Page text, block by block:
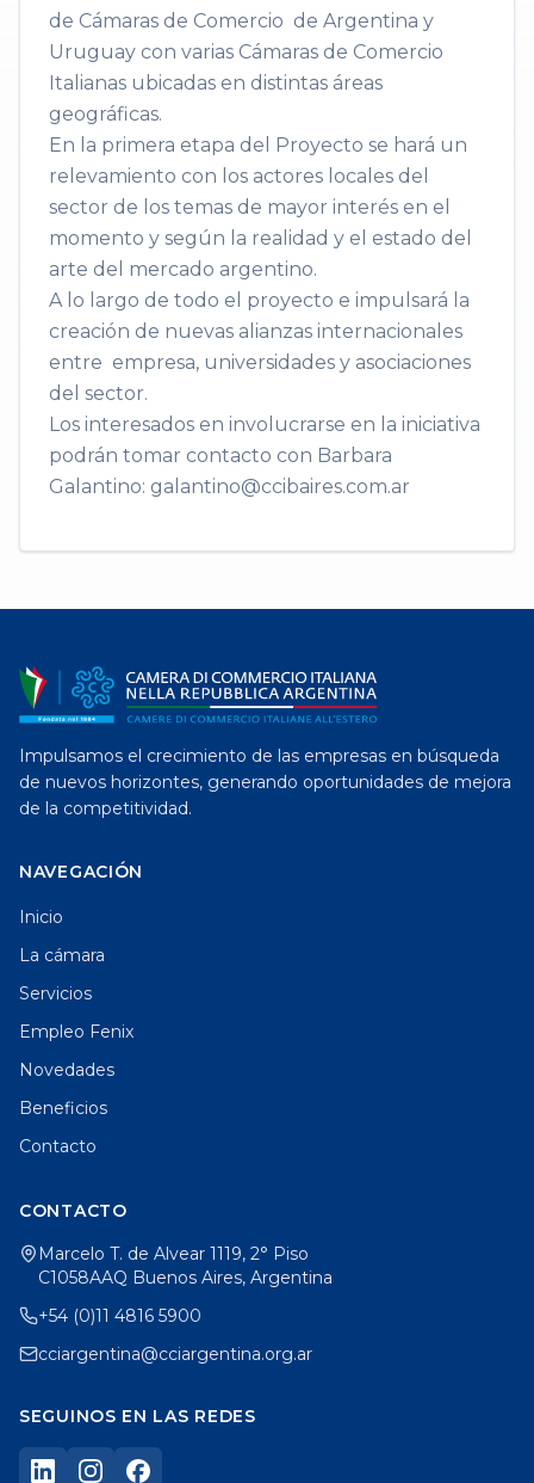
de Cámaras de Comercio de Argentina y
Uruguay con varias Cámaras de Comercio
Italianas ubicadas en distintas áreas
geográficas.
En la primera etapa del Proyecto se hará un
relevamiento con los actores locales del
sector de los temas de mayor interés en el
momento y según la realidad y el estado del
arte del mercado argentino.
A lo largo de todo el proyecto e impulsará la
creación de nuevas alianzas internacionales
entre empresa, universidades y asociaciones
del sector.
Los interesados en involucrarse en la iniciativa
podrán tomar contacto con Barbara
Galantino: galantino@ccibaires.com.ar
Impulsamos el crecimiento de las empresas en búsqueda
de nuevos horizontes, generando oportunidades de mejora
de la competitividad.
NAVEGACIÓN
Inicio
La cámara
Servicios
Empleo Fenix
Novedades
Beneficios
Contacto
CONTACTO
Marcelo T. de Alvear 1119, 2° Piso
C1058AAQ Buenos Aires, Argentina
+54 (0)11 4816 5900
cciargentina@cciargentina.org.ar
SEGUINOS EN LAS REDES